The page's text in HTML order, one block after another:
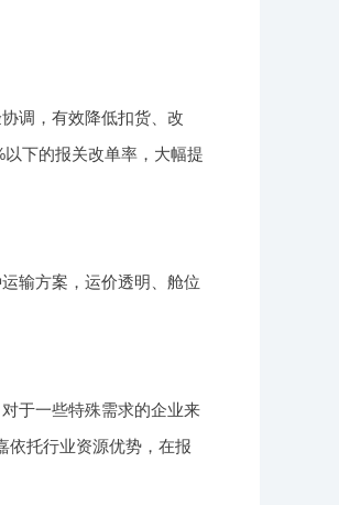
调，有效降低扣货、改
下的报关改单率，大幅提
输方案，运价透明、舱位
于一些特殊需求的企业来
依托行业资源优势，在报